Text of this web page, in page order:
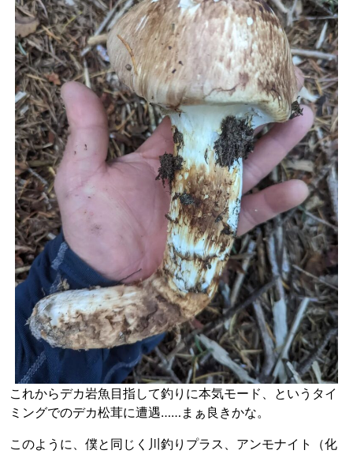
これからデカ岩魚目指して釣りに本気モード、というタイ
ミングでのデカ松茸に遭遇……まぁ良きかな。
このように、僕と同じく川釣りプラス、アンモナイト（化